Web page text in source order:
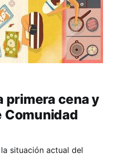
primera cena y
Comunidad
situación actual del